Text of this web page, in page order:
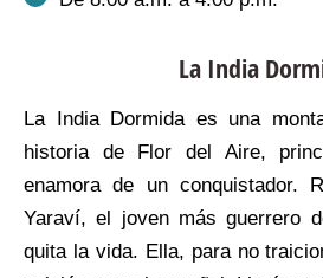
La India
La India Dormida es una
historia de Flor del Aire,
enamora de un conquistador.
Yaraví, el joven más guerrero
quita la vida. Ella, para no